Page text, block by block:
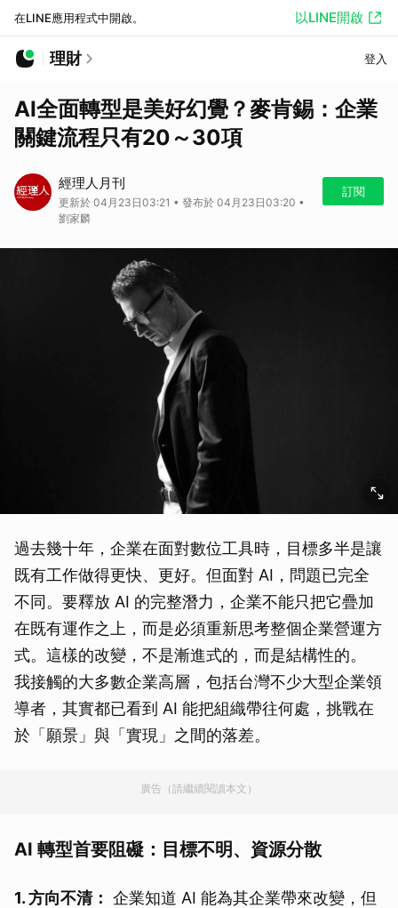
在LINE應用程式中開啟。 以LINE開啟
理財 登入
AI全面轉型是美好幻覺？麥肯錫：企業
關鍵流程只有20～30項
經理人月刊
更新於 04月23日03:21 • 發布於 04月23日03:20 •
劉家麟
訂閱
過去幾十年，企業在面對數位工具時，目標多半是讓
既有工作做得更快、更好。但面對 AI，問題已完全
不同。要釋放 AI 的完整潛力，企業不能只把它疊加
在既有運作之上，而是必須重新思考整個企業營運方
式。這樣的改變，不是漸進式的，而是結構性的。
我接觸的大多數企業高層，包括台灣不少大型企業領
導者，其實都已看到 AI 能把組織帶往何處，挑戰在
於「願景」與「實現」之間的落差。
廣告（請繼續閱讀本文）
AI 轉型首要阻礙：目標不明、資源分散
1. 方向不清： 企業知道 AI 能為其企業帶來改變，但